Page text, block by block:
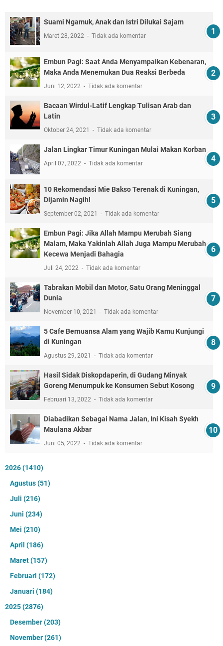
Suami Ngamuk, Anak dan Istri Dilukai Sajam
Maret 28, 2022 Tidak ada komentar
Embun Pagi: Saat Anda Menyampaikan Kebenaran,
Maka Anda Menemukan Dua Reaksi Berbeda
Juni 12, 2022 Tidak ada komentar
Bacaan Wirdul-Latif Lengkap Tulisan Arab dan
Latin
Oktober 24, 2021 Tidak ada komentar
Jalan Lingkar Timur Kuningan Mulai Makan Korban
April 07, 2022 Tidak ada komentar
10 Rekomendasi Mie Bakso Terenak di Kuningan,
Dijamin Nagih!
September 02, 2021 Tidak ada komentar
Embun Pagi: Jika Allah Mampu Merubah Siang
Malam, Maka Yakinlah Allah Juga Mampu Merubah
Kecewa Menjadi Bahagia
Juli 24, 2022 Tidak ada komentar
Tabrakan Mobil dan Motor, Satu Orang Meninggal
Dunia
November 10, 2021 Tidak ada komentar
5 Cafe Bernuansa Alam yang Wajib Kamu Kunjungi
di Kuningan
Agustus 29, 2021 Tidak ada komentar
Hasil Sidak Diskopdaperin, di Gudang Minyak
Goreng Menumpuk ke Konsumen Sebut Kosong
Februari 13, 2022 Tidak ada komentar
Diabadikan Sebagai Nama Jalan, Ini Kisah Syekh
Maulana Akbar
Juni 05, 2022 Tidak ada komentar
2026(1410)
Agustus(51)
Juli (216)
Juni (234)
Mei (210)
April (186)
Maret(157)
Februari (172)
Januari (184)
2025(2876)
Desember(203)
November(261)